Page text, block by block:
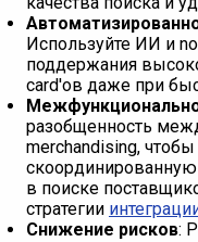
Используйте ИИ и
поддержания
card'ов даже при
разобщенность
merchandising,
в поиске
стратегии
Снижение рисков: